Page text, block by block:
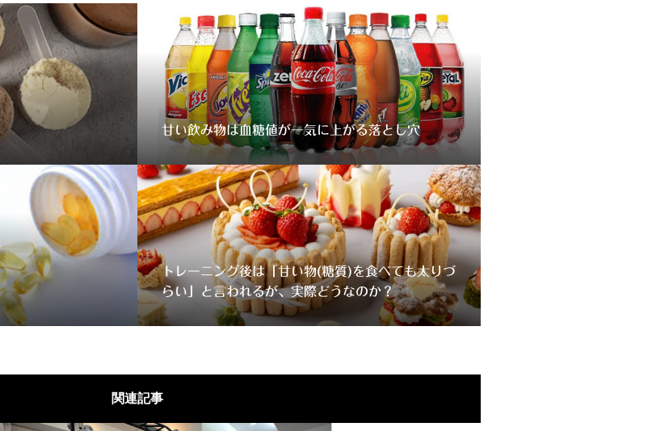
甘い飲み物は血糖値が一気に上がる落とし穴
トレーニング後は「甘い物(糖質)を食べても太りづ
らい」と言われるが、実際どうなのか？
関連記事